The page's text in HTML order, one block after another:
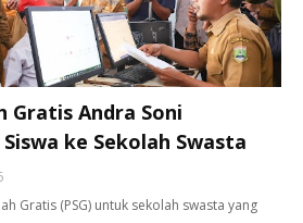
Gratis Andra Soni
ke Sekolah Swasta
Gratis (PSG) untuk sekolah swasta yang